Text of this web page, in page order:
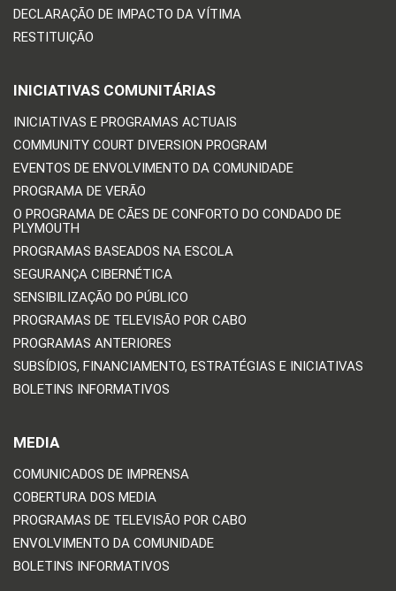
DECLARAÇÃO DE IMPACTO DA VÍTIMA
RESTITUIÇÃO
INICIATIVAS COMUNITÁRIAS
INICIATIVAS E PROGRAMAS ACTUAIS
COMMUNITY COURT DIVERSION PROGRAM
EVENTOS DE ENVOLVIMENTO DA COMUNIDADE
PROGRAMA DE VERÃO
O PROGRAMA DE CÃES DE CONFORTO DO CONDADO DE
PLYMOUTH
PROGRAMAS BASEADOS NA ESCOLA
SEGURANÇA CIBERNÉTICA
SENSIBILIZAÇÃO DO PÚBLICO
PROGRAMAS DE TELEVISÃO POR CABO
PROGRAMAS ANTERIORES
SUBSÍDIOS, FINANCIAMENTO, ESTRATÉGIAS E INICIATIVAS
BOLETINS INFORMATIVOS
MEDIA
COMUNICADOS DE IMPRENSA
COBERTURA DOS MEDIA
PROGRAMAS DE TELEVISÃO POR CABO
ENVOLVIMENTO DA COMUNIDADE
BOLETINS INFORMATIVOS